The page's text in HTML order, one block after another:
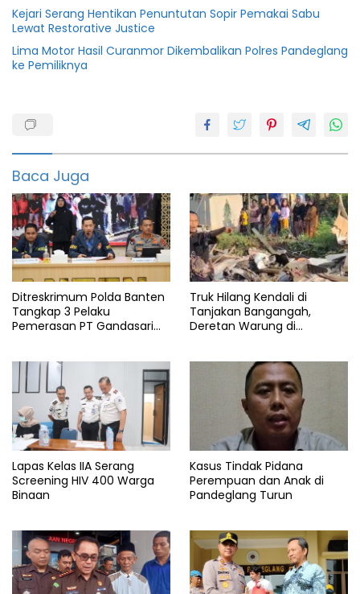
Kejari Serang Hentikan Penuntutan Sopir Pemakai Sabu
Lewat Restorative Justice
Lima Motor Hasil Curanmor Dikembalikan Polres Pandeglang
ke Pemiliknya
Odong-
Polda
Banten
Polres
Pandeglang
Satlantas
Baca Juga
Ditreskrimum Polda Banten
Tangkap 3 Pelaku
Pemerasan PT Gandasari
Truk Hilang Kendali di
Tanjakan Bangangah,
Deretan Warung di
Lapas Kelas IIA Serang
Screening HIV 400 Warga
Binaan
Kasus Tindak Pidana
Perempuan dan Anak di
Pandeglang Turun